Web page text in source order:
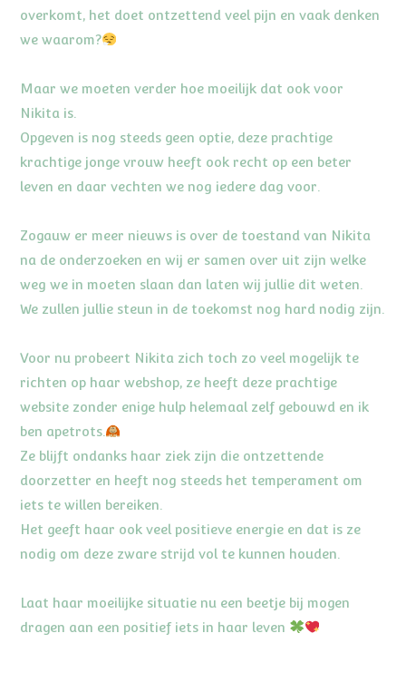
overkomt, het doet ontzettend veel pijn en vaak denken
we waarom?
Maar we moeten verder hoe moeilijk dat ook voor
Nikita is.
Opgeven is nog steeds geen optie, deze prachtige
krachtige jonge vrouw heeft ook recht op een beter
leven en daar vechten we nog iedere dag voor.
Zogauw er meer nieuws is over de toestand van Nikita
na de onderzoeken en wij er samen over uit zijn welke
weg we in moeten slaan dan laten wij jullie dit weten.
We zullen jullie steun in de toekomst nog hard nodig zijn.
Voor nu probeert Nikita zich toch zo veel mogelijk te
richten op haar webshop, ze heeft deze prachtige
website zonder enige hulp helemaal zelf gebouwd en ik
ben apetrots.
Ze blijft ondanks haar ziek zijn die ontzettende
doorzetter en heeft nog steeds het temperament om
iets te willen bereiken.
Het geeft haar ook veel positieve energie en dat is ze
nodig om deze zware strijd vol te kunnen houden.
Laat haar moeilijke situatie nu een beetje bij mogen
dragen aan een positief iets in haar leven